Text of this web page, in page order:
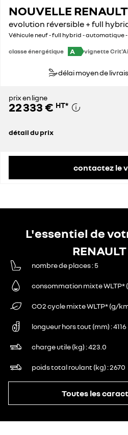
NOUVELLE
evolution réversible + full
Véhicule neuf - full hybrid - automatique
classe énergétique A vignette
délai moyen de
prix en ligne
22 333 € HT*
détail du prix
contactez le
L'essentiel de
nombre de places 5
consommation mixte WLTP*
CO2 cycle mixte WLTP* (g/
longueur hors tout (mm) 4116
charge utile (kg) 423.0
poids total roulant (kg) 2670
Toutes les